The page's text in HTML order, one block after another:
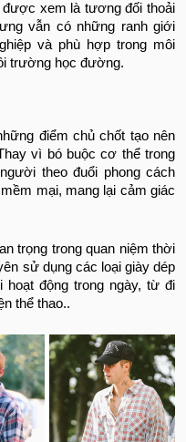
xem là tương đối thoải
vẫn có những ranh giới
và phù hợp trong môi
trường học đường.
điểm chủ chốt tạo nên
vì bó buộc cơ thể trong
theo đuổi phong cách
mại, mang lại cảm giác
trọng trong quan niệm thời
sử dụng các loại giày dép
động trong ngày, từ đi
thể thao..